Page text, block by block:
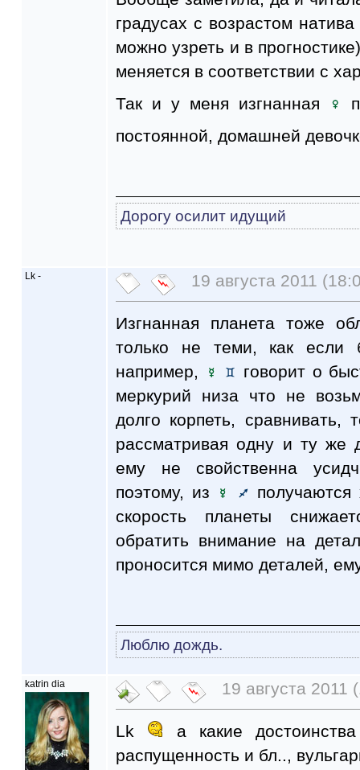
градусах с возрастом
можно узреть и в
меняется в соответствии с
Так и у меня изгнанная
постоянной, домашней
Дорогу осилит идущий
Lk - 19 августа 2011
Изгнанная планета тоже
только не теми, как
например,
говорит о
меркурий низа что не
долго корпеть, сравнивать,
рассматривая одну и ту же
ему не свойственна
поэтому, из
скорость планеты
обратить внимание на
проносится мимо деталей,
Люблю дождь.
katrin dia 19 августа 2011
Lk
а какие
распущенность и бл..,